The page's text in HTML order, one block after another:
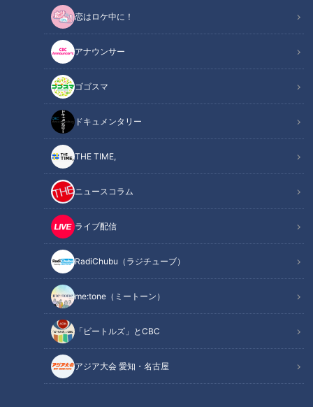
恋はロケ中に！
アナウンサー
ゴゴスマ
ドキュメンタリー
THE TIME,
ニュースコラム
ライブ配信
RadiChubu（ラジチューブ）
me:tone（ミートーン）
「ビートルズ」とCBC
アジア大会 愛知・名古屋
記事に戻る
この記事を見たあなたへのおすすめ
盛り放題のモーニングが「400
円」！？人気すぎて客殺到 名古
屋＆岐阜の「激安モーニング」
喫茶店の「モーニング文化」発
祥の一宮市 サービスはどのよ